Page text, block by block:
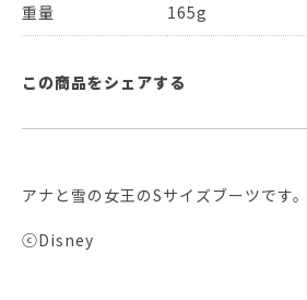
重量 165g
この商品をシェアする
アナと雪の女王のSサイズブーツです
ⓒDisney